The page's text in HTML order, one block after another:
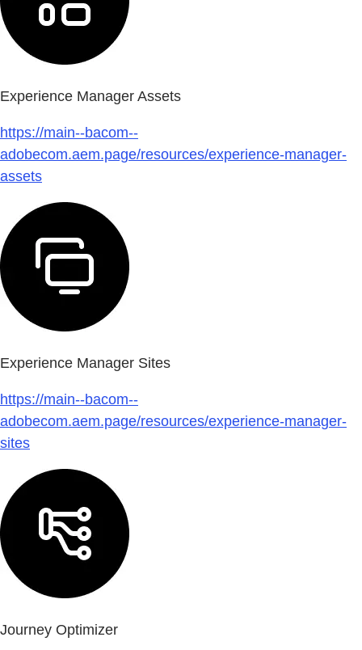
Experience Manager Assets
https://main--bacom--
adobecom.aem.page/resources/experience-manager-
assets
Experience Manager Sites
https://main--bacom--
adobecom.aem.page/resources/experience-manager-
sites
Journey Optimizer